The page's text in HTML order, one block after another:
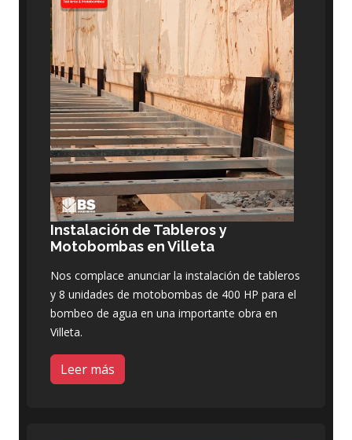
Instalación de Tableros y
Motobombas en Villeta
Nos complace anunciar la instalación de tableros
y 8 unidades de motobombas de 400 HP para el
bombeo de agua en una importante obra en
Villeta.
Leer más